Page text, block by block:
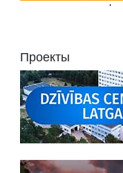
'
Проекты